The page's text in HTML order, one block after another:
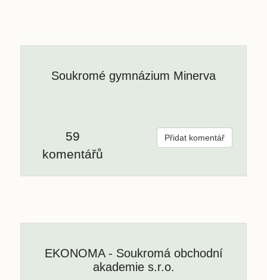
Soukromé gymnázium Minerva
59
komentářů
Přidat komentář
EKONOMA - Soukromá obchodní
akademie s.r.o.